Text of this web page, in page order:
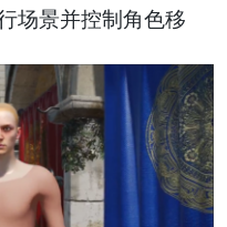
场景并控制角色移